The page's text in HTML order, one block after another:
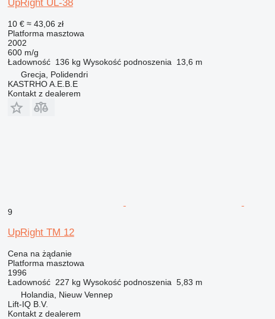
UpRight UL-38
10 € ≈ 43,06 zł
Platforma masztowa
2002
600 m/g
Ładowność 136 kg Wysokość podnoszenia
13,6 m
Grecja, Polidendri
KASTRHO A.E.B.E
Kontakt z dealerem
9
UpRight TM 12
Cena na żądanie
Platforma masztowa
1996
Ładowność 227 kg Wysokość podnoszenia 5,83 m
Holandia, Nieuw Vennep
Lift-IQ B.V.
Kontakt z dealerem